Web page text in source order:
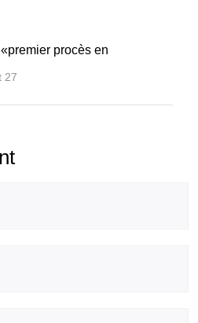
procès en
27